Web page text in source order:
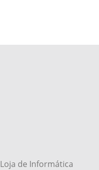
Loja de Informática